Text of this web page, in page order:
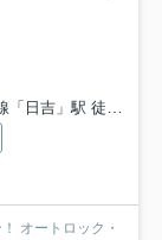
日吉」駅 徒歩13分
オートロック・